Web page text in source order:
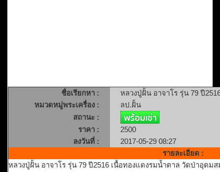
ชื่อเรียกหา :
หลวงปู่ฝั้น อาจาโร รุ่น 79 ปี
หมวดหมู่พระเครื่อง :
ลป.ฝั้น
สถานะ :
ราคา :
2500
ลงวันที่ :
2017-05-29 08:27
รายละเอียด :
หลวงปู่ฝั้น อาจาโร รุ่น 79 ปี2516 เนื้อทองแดงรมน้ำตาล วัดป่าอุด